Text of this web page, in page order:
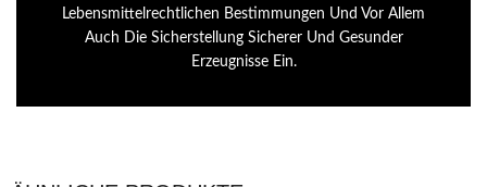
Lebensmittelrechtlichen Bestimmungen Und Vor Allem
Auch Die Sicherstellung Sicherer Und Gesunder
Erzeugnisse Ein.